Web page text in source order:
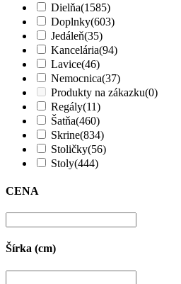
Dielňa(1585)
Doplnky(603)
Jedáleň(35)
Kancelária(94)
Lavice(46)
Nemocnica(37)
Produkty na zákazku(0)
Regály(11)
Šatňa(460)
Skrine(834)
Stoličky(56)
Stoly(444)
CENA
Šírka (cm)